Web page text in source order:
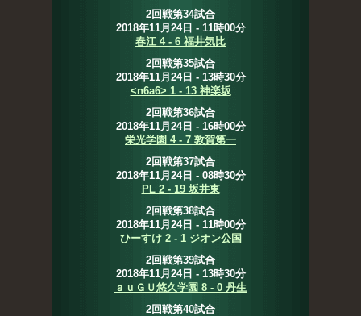
2回戦第34試合
2018年11月24日 - 11時00分
春江 4 - 6 福井気比
2回戦第35試合
2018年11月24日 - 13時30分
<n6a6> 1 - 13 神楽坂
2回戦第36試合
2018年11月24日 - 16時00分
栄光学園 4 - 7 敦賀第一
2回戦第37試合
2018年11月24日 - 08時30分
PL 2 - 19 坂井東
2回戦第38試合
2018年11月24日 - 11時00分
ひーすけ 2 - 1 ジオン公国
2回戦第39試合
2018年11月24日 - 13時30分
ａｕＧＵ悠久学園 8 - 0 丹生
2回戦第40試合